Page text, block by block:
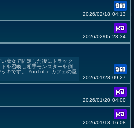
2026/02/18 04:13
2026/02/05 23:34
魔女で固定した後にトラック
を召喚し相手モンスターを倒
キです。 YouTube:カフェの屋
2026/01/28 09:27
2026/01/20 04:00
2026/01/13 16:08